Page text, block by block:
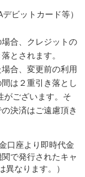
ビットカード等）
合、クレジットの
とされます。
合、変更前の利用
は２重引き落とし
がございます。そ
決済はご遠慮頂き
口座より即時代金
で発行されたキャ
なります。）